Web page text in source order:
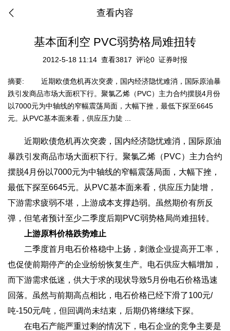
查看内容
基本面利空 PVC弱势格局难扭转
2012-5-18 11:14 查看3817 评论0 证券时报
摘要:
近期欧债危机再次突袭，国内经济隐忧难消，国际原油暴
跌引发商品市场大面积下行。聚氯乙烯（PVC）主力合约摆脱4月份
以7000元为中轴线的窄幅震荡局面，大幅下挫，最低下探至6645
元。从PVC基本面来看，供应压力陡 ...
近期欧债危机再次突袭，国内经济隐忧难消，国际原油
暴跌引发商品市场大面积下行。聚氯乙烯（PVC）主力合约
摆脱4月份以7000元为中轴线的窄幅震荡局面，大幅下挫，
最低下探至6645元。从PVC基本面来看，供应压力陡增，
下游需求疲弱不堪，上游成本支撑趋弱。虽然期价有所反
弹，但笔者预计至少二季度后期PVC弱势格局尚难扭转。
上游原料价格跌势难止
二季度首月电石价格稳中上扬，刺激企业提高开工率，
也促使前期停产的企业纷纷恢复生产。电石供应大幅增加，
而下游需求低迷，供大于求的现状导致5月份电石价格迅速
回落。虽然与前期高点相比，电石价格已经下滑了100元/
吨-150元/吨，但回调尚未结束，后期仍将继续下探。
在电石产能严重过剩的情况下，电石企业的竞争主要是